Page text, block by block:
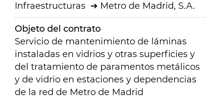
Infraestructuras
Metro de Madrid, S.A.
Objeto del contrato
Servicio de mantenimiento de láminas
instaladas en vidrios y otras superficies y
del tratamiento de paramentos metálicos
y de vidrio en estaciones y dependencias
de la red de Metro de Madrid